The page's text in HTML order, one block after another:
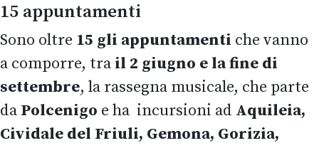
15 appuntamenti
Sono oltre 15 gli appuntamenti che vanno
a comporre, tra il 2 giugno e la fine di
settembre, la rassegna musicale, che parte
da Polcenigo e ha incursioni ad Aquileia,
Cividale del Friuli, Gemona, Gorizia,